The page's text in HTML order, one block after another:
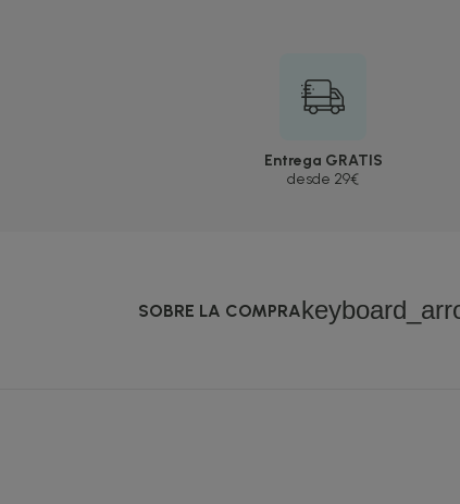
Entrega GRATIS
desde 29€
SOBRE LA COMPRA